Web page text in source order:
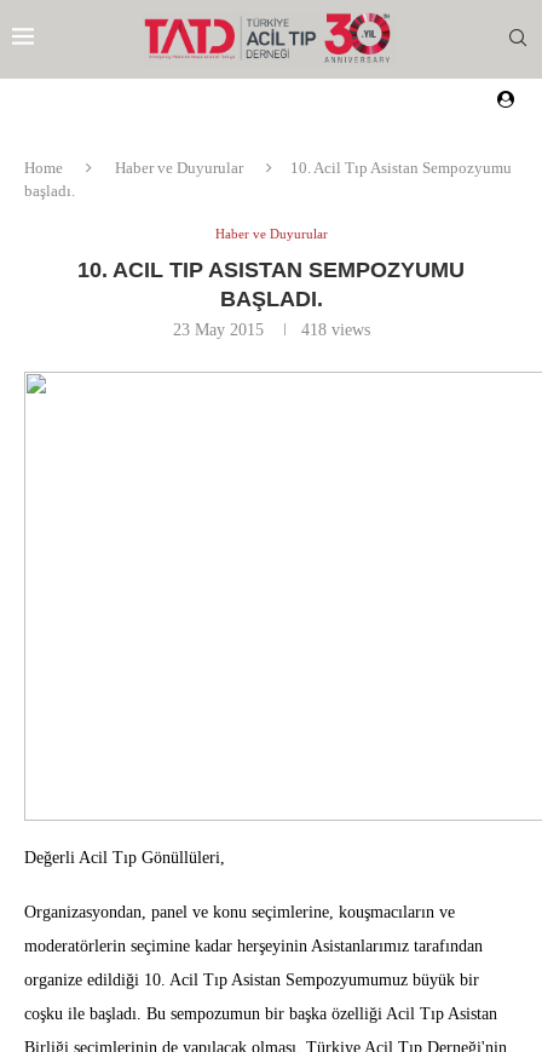
Home Haber ve Duyurular
10. Acil Tıp Asistan Sempozyumu
başladı.
Haber ve Duyurular
10. ACIL TIP ASISTAN SEMPOZYUMU
BAŞLADI.
23 May 2015 418views
Değerli Acil Tıp Gönüllüleri,
Organizasyondan, panel ve konu seçimlerine, kouşmacıların ve
moderatörlerin seçimine kadar herşeyinin Asistanlarımız tarafından
organize edildiği 10. Acil Tıp Asistan Sempozyumumuz büyük bir
coşku ile başladı. Bu sempozumun bir başka özelliği Acil Tıp Asistan
Birliği seçimlerinin de yapılacak olması. Türkiye Acil Tıp Derneği'nin